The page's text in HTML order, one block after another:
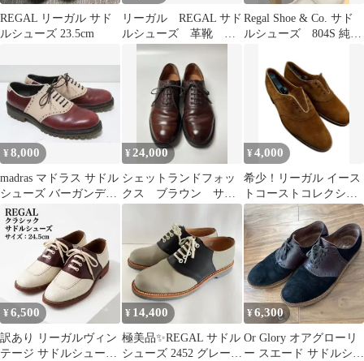
REGAL リーガル サド
ルシューズ 23.5cm
リーガル REGAL サド
ルシューズ 革靴
2452 カジュアルシュー
Regal Shoe & Co. サド
ルシューズ 804S 純正
¥8,000
madras マドラス サドル
シューズ バーガンディ
× ベージュ 25 日本製
¥ 24,000
シェットランドフォッ
クス ブラウン サド
ザー 8サイズ
¥4,000
希少！リーガル イース
トコーストコレクショ
ン サドルシューズ 要
パイピング修理
¥6,500
訳あり リーガルヴィン
テージ サドルシュー
¥ 14,400
極美品✨REGAL サドル
シューズ 2452 グレー
¥6,300
Or Glory オアグローリ
ー スエード サドルシュ